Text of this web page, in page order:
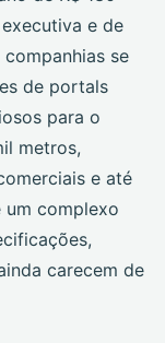
e de
se
de portals
para o
metros,
e até
um complexo
carecem de